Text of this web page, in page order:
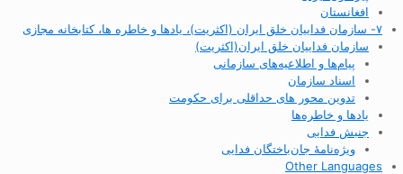
افغانستان
۷- سازمان فداییان خلق ایران (اکثریت)، یادها و خاطره ها، کتابخانه مجازی
سازمان فداییان خلق ایران(اکثریت)
پیام‌ها و اطلاعیه‌های سازمانی
اسناد سازمان
تدوین محور های حداقلی برای حکومت
یادها و خاطره‌ها
جنبش فدایی
ویژه‌نامهٔ جان‌باختگان فدایی
Other Languages